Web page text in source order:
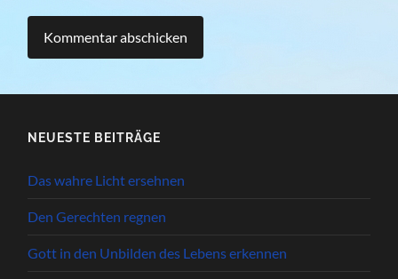
NEUESTE BEITRÄGE
Das wahre Licht ersehnen
Den Gerechten regnen
Gott in den Unbilden des Lebens erkennen